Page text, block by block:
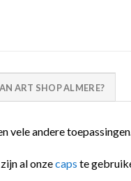
ART SHOP ALMERE?
vele andere
al onzecaps te